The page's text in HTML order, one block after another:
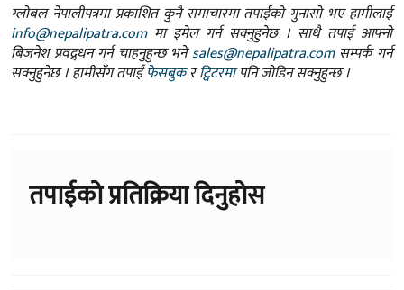
ग्लोबल नेपालीपत्रमा प्रकाशित कुनै समाचारमा तपाईंको गुनासो भए हामीलाई
info@nepalipatra.comमा इमेल गर्न सक्नुहुनेछ । साथै तपाई आफ्नो
बिजनेश प्रवद्र्धन गर्न चाहनुहुन्छ भनेsales@nepalipatra.comसम्पर्क गर्न
सक्नुहुनेछ । हामीसँग तपाईंफेसबुकरट्विटरमापनि जोडिन सक्नुहुन्छ ।
तपाईको प्रतिक्रिया दिनुहोस